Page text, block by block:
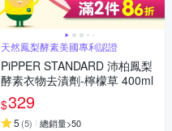
天然鳳梨酵素美國專利認證
PiPPER STANDARD 沛柏鳳梨
酵素衣物去漬劑-檸檬草 400ml
$329
5 (5) 總銷量>50